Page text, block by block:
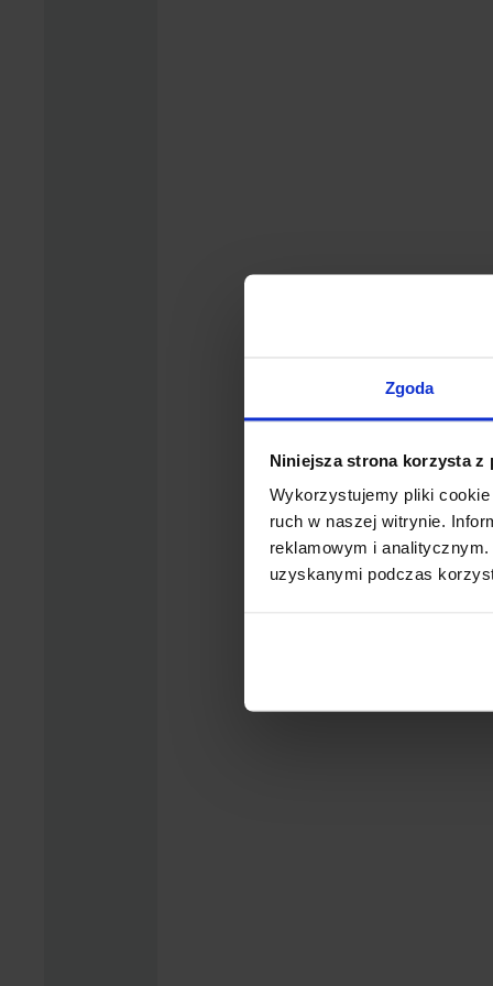
Zgoda
Niniejsza strona korzysta z
Wykorzystujemy pliki
ruch w naszej witrynie.
reklamowym i
uzyskanymi podczas